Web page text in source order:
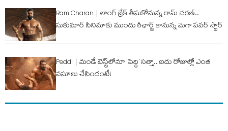
Ram Charan | లాంగ్ బ్రేక్ తీసుకోనున్న రామ్ చ‌ర‌ణ్‌..
సుకుమార్ సినిమాకు ముందు రీఛార్జ్ కానున్న మెగా పవర్ స్టార్
Peddi | మండే టెస్ట్‌లోనూ ‘పెద్ది’ సత్తా.. ఐదు రోజుల్లో ఎంత
వ‌సూలు చేసిందంటే!